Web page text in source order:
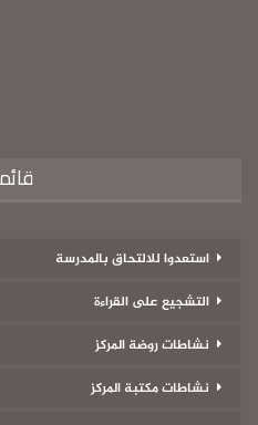
استعدوا للالتحاق بالمدرسة
التشجيع على القراءة
نشاطات روضة المركز
نشاطات مكتبة المركز